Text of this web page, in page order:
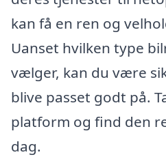
kan få en ren og
Uanset hvilken type
vælger, kan du være
blive passet godt på.
platform og find den
dag.